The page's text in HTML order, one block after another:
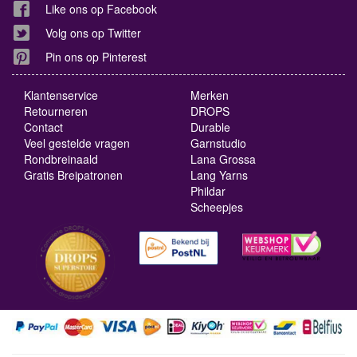
Like ons op Facebook
Volg ons op Twitter
Pin ons op Pinterest
Klantenservice
Retourneren
Contact
Veel gestelde vragen
Rondbreinaald
Gratis Breipatronen
Merken
DROPS
Durable
Garnstudio
Lana Grossa
Lang Yarns
Phildar
Scheepjes